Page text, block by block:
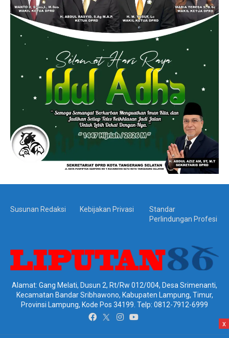
Susunan Redaksi Kebijakan Privasi
Standar
Perlindungan Profesi
Alamat: Gang Melati, Dusun 2, Rt/Rw 012/004, Desa Srimenanti,
Kecamatan Bandar Sribhawono, Kabupaten Lampung, Timur,
Provinsi Lampung, Kode Pos 34199. Telp: 0812-7912-6999
x